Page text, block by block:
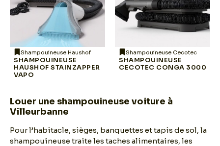
Shampouineuse Haushof
SHAMPOUINEUSE
HAUSHOF STAINZAPPER
VAPO
Shampouineuse Cecotec
SHAMPOUINEUSE
CECOTEC CONGA 3000
Louer une shampouineuse voiture à
Villeurbanne
Pour l’habitacle, sièges, banquettes et tapis de sol, la
shampouineuse traite les taches alimentaires, les